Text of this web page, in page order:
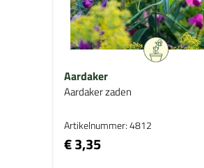
Aardaker
Aardaker zaden
Artikelnummer: 4812
€ 3,35